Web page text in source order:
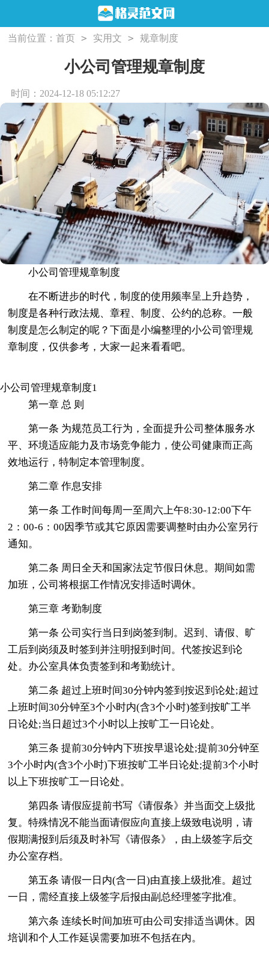
当前位置：首页 > 实用文 > 规章制度
小公司管理规章制度
时间：2024-12-18 05:12:27
小公司管理规章制度
在不断进步的时代，制度的使用频率呈上升趋势，
制度是各种行政法规、章程、制度、公约的总称。一般
制度是怎么制定的呢？下面是小编整理的小公司管理规
章制度，仅供参考，大家一起来看看吧。
小公司管理规章制度1
第一章 总 则
第一条 为规范员工行为，全面提升公司整体服务水
平、环境适应能力及市场竞争能力，使公司健康而正高
效地运行，特制定本管理制度。
第二章 作息安排
第一条 工作时间每周一至周六上午8:30-12:00下午
2：00-6：00因季节或其它原因需要调整时由办公室另行
通知。
第二条 周日全天和国家法定节假日休息。期间如需
加班，公司将根据工作情况安排适时调休。
第三章 考勤制度
第一条 公司实行当日到岗签到制。迟到、请假、旷
工后到岗须及时签到并注明报到时间。代签按迟到论
处。办公室具体负责签到和考勤统计。
第二条 超过上班时间30分钟内签到按迟到论处;超过
上班时间30分钟至3个小时内(含3个小时)签到按旷工半
日论处;当日超过3个小时以上按旷工一日论处。
第三条 提前30分钟内下班按早退论处;提前30分钟至
3个小时内(含3个小时)下班按旷工半日论处;提前3个小时
以上下班按旷工一日论处。
第四条 请假应提前书写《请假条》并当面交上级批
复。特殊情况不能当面请假应向直接上级致电说明，请
假期满报到后须及时补写《请假条》，由上级签字后交
办公室存档。
第五条 请假一日内(含一日)由直接上级批准。超过
一日，需经直接上级签字后报由副总经理签字批准。
第六条 连续长时间加班可由公司安排适当调休。因
培训和个人工作延误需要加班不包括在内。